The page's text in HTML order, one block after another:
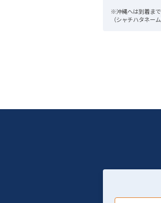
※沖縄へは到着まで
（シャチハタネー